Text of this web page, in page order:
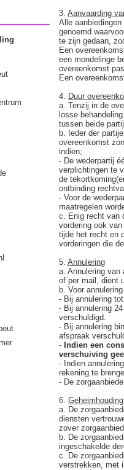
3. Aanvaarding
Alle
genoemd
te zijn gedaan,
Een
een mondelinge
overeenkomst
Een
4. Duur
a. Tenzij in de
losse
tussen beide
b. Ieder der
overeenkomst
indien;
- De wederpartij
verplichtingen te
de
ontbinding
- Voor de
maatregelen
c. Enig recht van
vordering ook
tijde het recht en
vorderingen die
5. Annulering
a. Annulering van
of per mail, dient
b. Voor
- Bij annulering
- Bij annulering
verschuldigd.
- Bij annulering
afspraak
- Indien een
verschuiving
- Indien
rekening te
- De
6.
a. De
diensten
zover
b. De
ingeschakelde
c. De
verstrekken, met